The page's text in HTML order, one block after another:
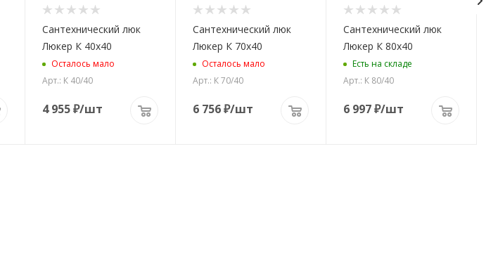
Сантехнический люк
Люкер К 40x40
Осталось мало
Арт.: К 40/40
4 955₽/шт
Сантехнический люк
Люкер К 70x40
Осталось мало
Арт.: К 70/40
6 756₽/шт
Сантехнический люк
Люкер К 80x40
Есть на складе
Арт.: К 80/40
6 997₽/шт